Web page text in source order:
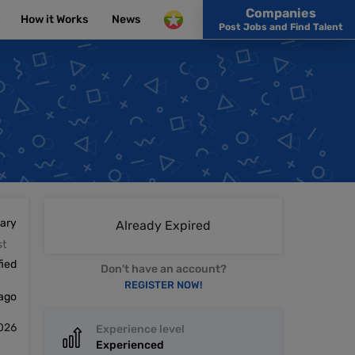
How it Works News Companies
Post Jobs and Find Talent
Already Expired
Don't have an account?
REGISTER NOW!
Experience level
Experienced